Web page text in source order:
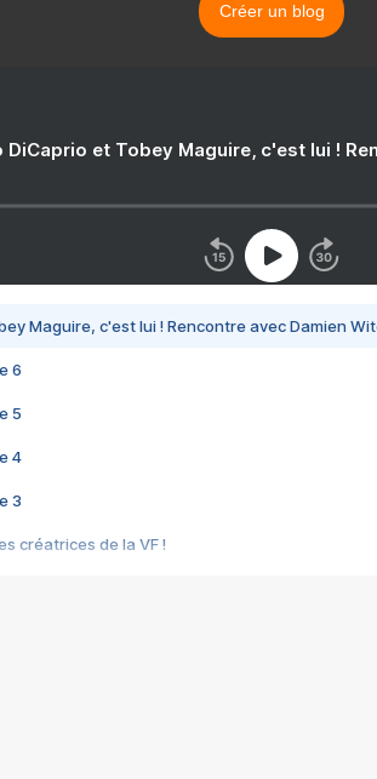
Créer un blog
DiCaprio et Tobey Maguire, c'est lui !
Maguire, c'est lui ! Rencontre avec Damien
6
5
4
3
créatrices de la VF !